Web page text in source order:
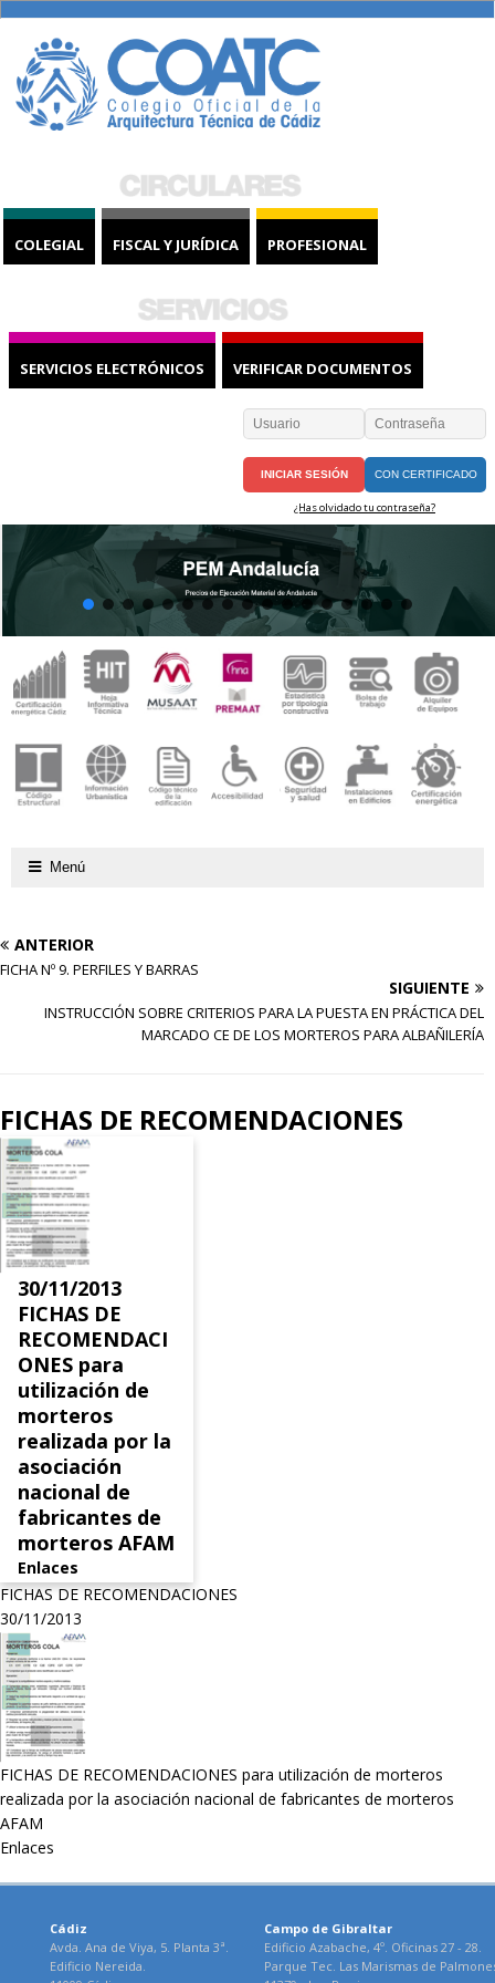
COLEGIAL FISCAL Y JURÍDICA PROFESIONAL
SERVICIOS ELECTRÓNICOS VERIFICAR DOCUMENTOS
CON CERTIFICADO
¿Has olvidado tu contraseña?
Menú
ANTERIOR
FICHA Nº 9. PERFILES Y BARRAS
SIGUIENTE
INSTRUCCIÓN SOBRE CRITERIOS PARA LA PUESTA EN PRÁCTICA DEL
MARCADO CE DE LOS MORTEROS PARA ALBAÑILERÍA
FICHAS DE RECOMENDACIONES
30/11/2013
FICHAS DE
RECOMENDACI
ONES para
utilización de
morteros
realizada por la
asociación
nacional de
fabricantes de
morteros AFAM
Enlaces
FICHAS DE RECOMENDACIONES
30/11/2013
FICHAS DE RECOMENDACIONES para utilización de morteros
realizada por la asociación nacional de fabricantes de morteros
AFAM
Enlaces
Cádiz
Avda. Ana de Viya, 5. Planta 3ª.
Edificio Nereida.
Campo de Gibraltar
Edificio Azabache, 4º. Oficinas 27 - 28.
Parque Tec. Las Marismas de